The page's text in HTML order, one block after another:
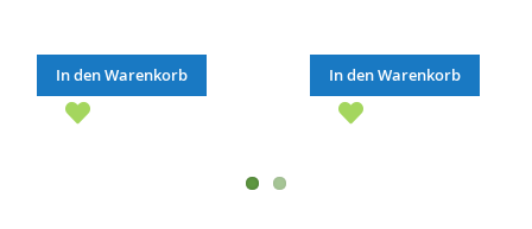
In den Warenkorb In den Warenkorb